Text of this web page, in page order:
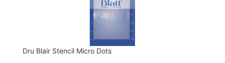
Dru Blair Stencil Micro Dots